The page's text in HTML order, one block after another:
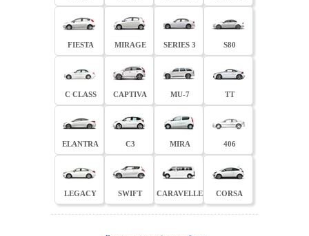
FIESTA MIRAGE SERIES 3 S80
C CLASS CAPTIVA MU-7 TT
ELANTRA C3 MIRA 406
LEGACY SWIFT CARAVELLE CORSA